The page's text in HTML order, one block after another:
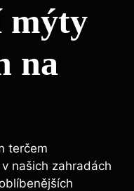
mýty
na
terčem
našich zahradách